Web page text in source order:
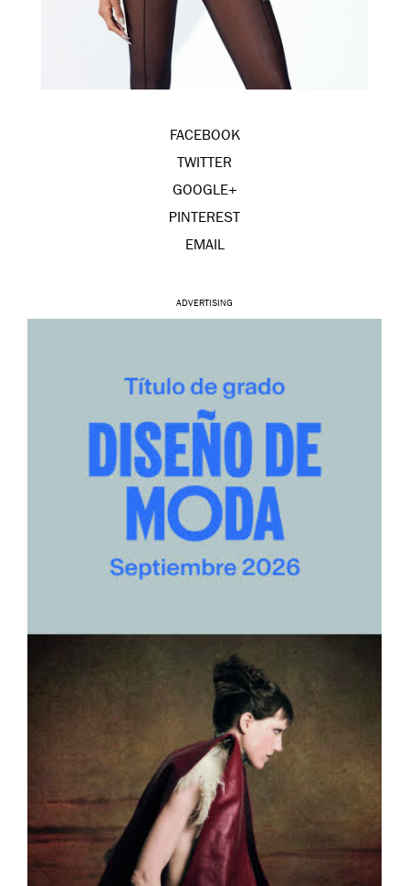
FACEBOOK
TWITTER
GOOGLE+
PINTEREST
EMAIL
ADVERTISING